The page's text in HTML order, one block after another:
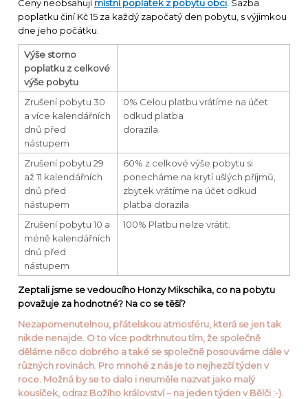
Ceny neobsahují místní poplatek z pobytu obci . Sazba
poplatku činí Kč 15 za každý započatý den pobytu, s výjimkou
dne jeho počátku.
Výše storno
poplatku z celkové
výše pobytu
Zrušení pobytu 30
a více kalendářních
dnů před
nástupem
0% Celou platbu vrátíme na účet
odkud platba
dorazila
Zrušení pobytu 29
až 11 kalendářních
dnů před
nástupem
60% z celkové výše pobytu si
ponecháme na krytí ušlých příjmů,
zbytek vrátíme na účet odkud
platba dorazila
Zrušení pobytu 10 a
méně kalendářních
dnů před
nástupem
100% Platbu nelze vrátit.
Zeptali jsme se vedoucího Honzy Mikschika, co na pobytu
považuje za hodnotné? Na co se těší?
Nezapomenutelnou, přátelskou atmosféru, která se jen tak
nikde nenajde. O to více podtrhnutou tím, že společně
děláme něco dobrého a také se společně posouváme dále v
různých rovinách. Pro mnohé z nás je to nejhezčí týden v
roce. Možná by se to dalo i neuměle nazvat jako malý
kousíček, odraz Božího království – na jeden týden v Bělči :-).